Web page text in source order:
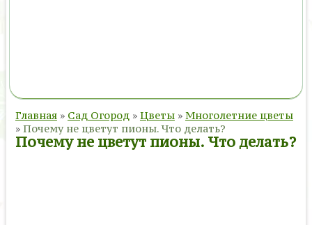
Главная » Сад Огород » Цветы » Многолетние цветы
» Почему не цветут пионы. Что делать?
Почему не цветут пионы. Что делать?